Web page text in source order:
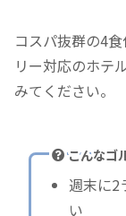
コスパ抜群の4
リー対応のホテ
みてください。
こんなゴ
週末に2
い